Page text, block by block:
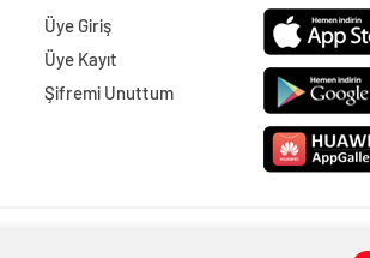
Üye Giriş
Üye Kayıt
Şifremi Unuttum